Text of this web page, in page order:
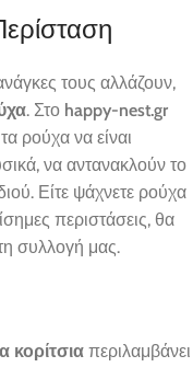
τους αλλάζουν,
. Στο happy-nest.gr
ρούχα να είναι
να αντανακλούν το
Είτε ψάχνετε ρούχα
περιστάσεις, θα
συλλογή μας.
κορίτσια περιλαμβάνει